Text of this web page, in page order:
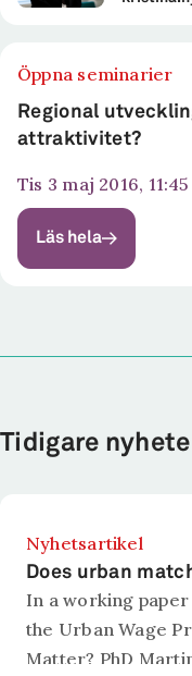
Öppna seminarier
Regional
attraktivitet?
tis 3 maj 2016, 11:45
Läs hela
Tidigare
Nyhetsartikel
Does urban
In a working
the Urban Wage
Matter? PhD